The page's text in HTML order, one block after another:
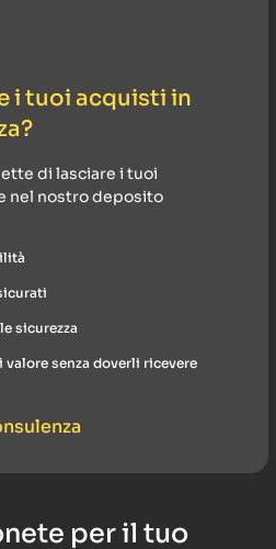
i tuoi acquisti in
di lasciare i tuoi
nel nostro deposito
sicurezza
senza doverli ricevere
per il tuo